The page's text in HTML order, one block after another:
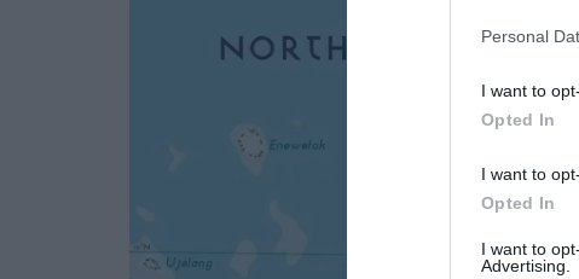
Personal
I want to
Opted In
I want to
Opted In
I want to
Advertising.